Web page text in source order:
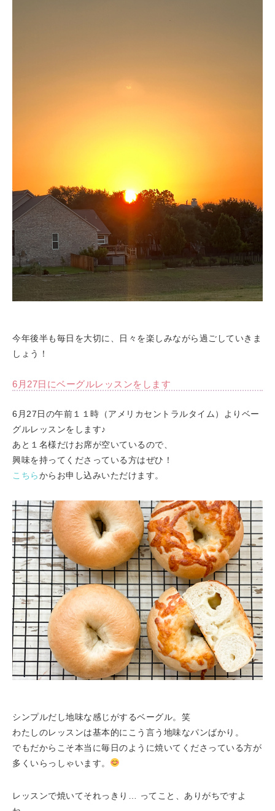
今年後半も毎日を大切に、日々を楽しみながら過ごしていきま
しょう！
6月27日にベーグルレッスンをします
6月27日の午前１１時（アメリカセントラルタイム）よりベー
グルレッスンをします♪
あと１名様だけお席が空いているので、
興味を持ってくださっている方はぜひ！
こちらからお申し込みいただけます。
シンプルだし地味な感じがするベーグル。笑
わたしのレッスンは基本的にこう言う地味なパンばかり。
でもだからこそ本当に毎日のように焼いてくださっている方が
多くいらっしゃいます。
レッスンで焼いてそれっきり… ってこと、ありがちですよ